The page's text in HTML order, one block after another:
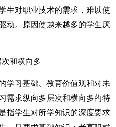
生对职业技术的需求，难以使
动。原因使越来越多的学生厌
和横向多
学习基础、教育价值观和对未
需求纵向多层次和横向多的特
指学生对所学知识的深度要求